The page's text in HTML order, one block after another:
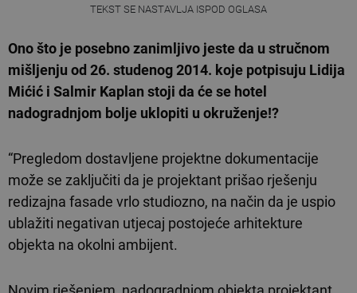
TEKST SE NASTAVLJA ISPOD OGLASA
Ono što je posebno zanimljivo jeste da u stručnom
mišljenju od 26. studenog 2014. koje potpisuju Lidija
Mićić i Salmir Kaplan stoji da će se hotel
nadogradnjom bolje uklopiti u okruženje!?
“Pregledom dostavljene projektne dokumentacije
može se zaključiti da je projektant prišao rješenju
redizajna fasade vrlo studiozno, na način da je uspio
ublažiti negativan utjecaj postojeće arhitekture
objekta na okolni ambijent.